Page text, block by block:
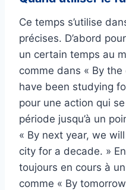
Ce temps s’utilise
précises. D’abord
un certain temps au
comme dans « By
have been studying
pour une action qui
période jusqu’à un
« By next year, we
city for a decade. »
toujours en cours à
comme « By